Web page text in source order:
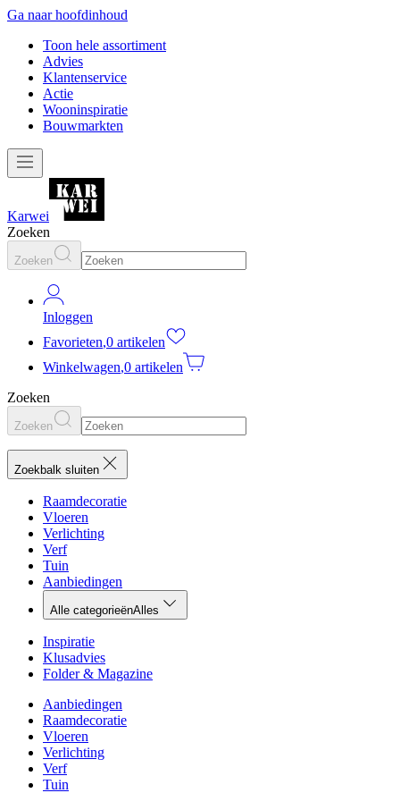
Ga naar hoofdinhoud
Toon hele assortiment
Advies
Klantenservice
Actie
Wooninspiratie
Bouwmarkten
Karwei
Zoeken
Zoeken
Inloggen
Favorieten,0 artikelen
Winkelwagen,0 artikelen
Zoeken
Zoeken
Zoekbalk sluiten
Raamdecoratie
Vloeren
Verlichting
Verf
Tuin
Aanbiedingen
Alle categorieënAlles
Inspiratie
Klusadvies
Folder & Magazine
Aanbiedingen
Raamdecoratie
Vloeren
Verlichting
Verf
Tuin